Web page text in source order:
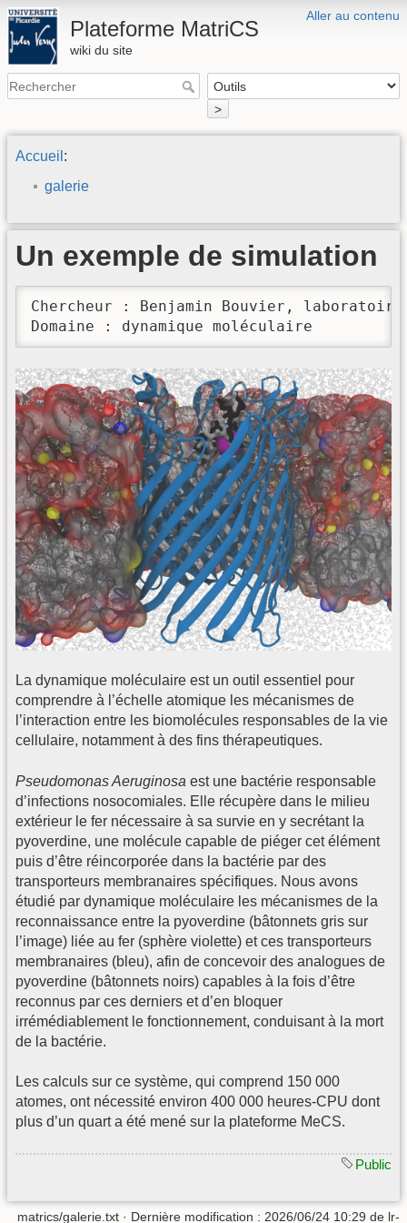
Aller au contenu
Plateforme MatriCS
wiki du site
>
Accueil :
galerie
Un exemple de simulation
Chercheur : Benjamin Bouvier, laboratoire
Domaine : dynamique moléculaire
La dynamique moléculaire est un outil essentiel pour
comprendre à l’échelle atomique les mécanismes de
l’interaction entre les biomolécules responsables de la vie
cellulaire, notamment à des fins thérapeutiques.
Pseudomonas Aeruginosa est une bactérie responsable
d’infections nosocomiales. Elle récupère dans le milieu
extérieur le fer nécessaire à sa survie en y secrétant la
pyoverdine, une molécule capable de piéger cet élément
puis d’être réincorporée dans la bactérie par des
transporteurs membranaires spécifiques. Nous avons
étudié par dynamique moléculaire les mécanismes de la
reconnaissance entre la pyoverdine (bâtonnets gris sur
l’image) liée au fer (sphère violette) et ces transporteurs
membranaires (bleu), afin de concevoir des analogues de
pyoverdine (bâtonnets noirs) capables à la fois d’être
reconnus par ces derniers et d’en bloquer
irrémédiablement le fonctionnement, conduisant à la mort
de la bactérie.
Les calculs sur ce système, qui comprend 150 000
atomes, ont nécessité environ 400 000 heures-CPU dont
plus d’un quart a été mené sur la plateforme MeCS.
Public
matrics/galerie.txt · Dernière modification : 2026/06/24 10:29 de lr-